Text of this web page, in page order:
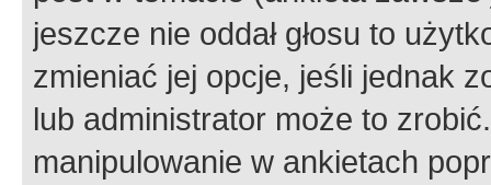
jeszcze nie oddał głosu to
zmieniać jej opcje, jeśli jednak
lub administrator może to
manipulowanie w ankietach